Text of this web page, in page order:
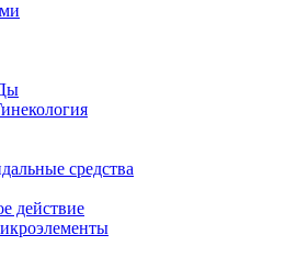
средства
действие